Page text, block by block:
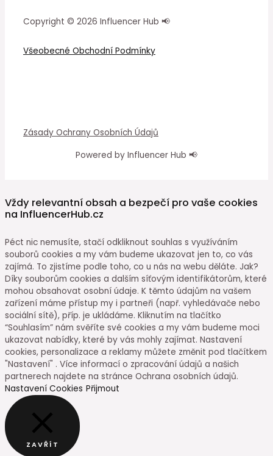
Copyright © 2026 Influencer Hub 📢
Všeobecné Obchodní Podmínky
Zásady Ochrany Osobních Údajů
Powered by Influencer Hub 📢
Vždy relevantní obsah a bezpečí pro vaše cookies
na InfluencerHub.cz
Péct nic nemusíte, stačí odkliknout souhlas s využíváním
souborů cookies a my vám budeme ukazovat jen to, co vás
zajímá. To zjistíme podle toho, co u nás na webu děláte. Jak?
Díky souborům cookies a dalším síťovým identifikátorům, které
mohou obsahovat osobní údaje. K těmto údajům na vašem
zařízení máme přístup my i partneři (např. vyhledávače nebo
sociální sítě), příp. je ukládáme. Kliknutím na tlačítko
“Souhlasím” nám svěříte své cookies a my vám budeme moci
ukazovat nabídky, které by vás mohly zajímat. Nastavení
cookies, personalizace a reklamy můžete změnit pod tlačítkem
"Nastavení" . Více informací o zpracování údajů a našich
partnerech najdete na stránce Ochrana osobních údajů.
Nastavení Cookies Přijmout
ZAVŘÍT